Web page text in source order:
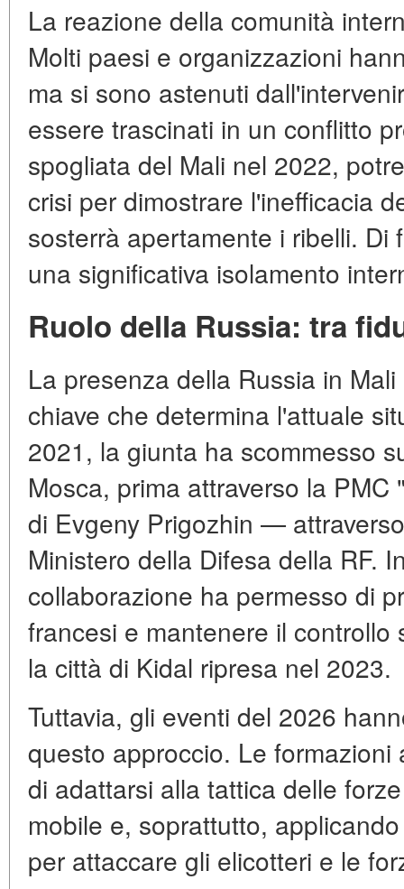
La reazione della comunità
Molti paesi e organizzazioni
ma si sono astenuti
essere trascinati in un conflitto
spogliata del Mali nel 2022,
crisi per dimostrare l'inefficacia
sosterrà apertamente i ribelli. Di
una significativa isolamento
Ruolo della Russia: tra
La presenza della Russia in
chiave che determina l'attuale
2021, la giunta ha scommesso
Mosca, prima attraverso la
di Evgeny Prigozhin —
Ministero della Difesa della RF.
collaborazione ha permesso di
francesi e mantenere il
la città di Kidal ripresa nel 2023.
Tuttavia, gli eventi del 2026
questo approccio. Le
di adattarsi alla tattica delle
mobile e, soprattutto,
per attaccare gli elicotteri e le